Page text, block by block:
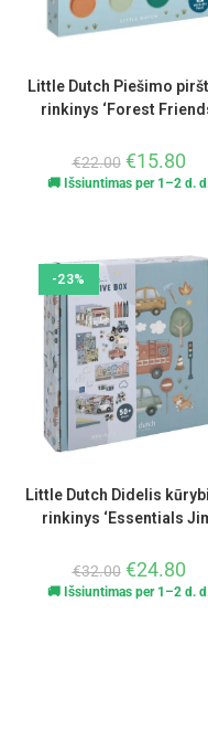
Little Dutch Piešimo
rinkinys ‘Forest
€22.00 €15.80
🚚 Išsiuntimas per 1–2 d.
-23%
Little Dutch Didelis
rinkinys ‘Essentials
€32.00 €24.80
🚚 Išsiuntimas per 1–2 d.